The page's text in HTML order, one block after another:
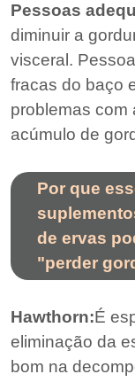
Pessoas
diminuir a
visceral.
fracas do baço
problemas com
acúmulo de
Por que
de ervas
"perder
Hawthorn:É
eliminação da
bom na